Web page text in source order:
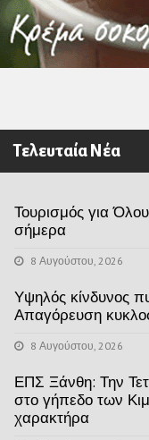
Τελευταία Νέα
Τουρισμός για
σήμερα
8 Αυγούστου, 2026
Υψηλός κίνδυνος
Απαγόρευση
8 Αυγούστου, 2026
ΕΠΣ Ξάνθη: Την
στο γήπεδο των
χαρακτήρα